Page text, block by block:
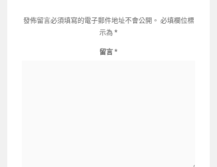
發佈留言必須填寫的電子郵件地址不會公開。 必填欄位標
示為 *
留言*